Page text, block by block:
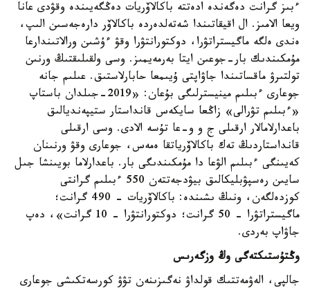
ءبىز گرانت دەگەندە ادەتتە باكالاۆريات دەڭگەيىندە وقۋدى عانا
ويعا الامىز. ال اقيقاتىندا شەتەلدەردە باكالاۆر دارەجەسىن الىپ،
ەندى ەلگە ماگيستراتۋرا، دوكتورانتۋرا وقۋ ءۇشىن ورالاتىندارعا
مۇمكىندىك بار-جوعىن ايتا بەرمەيمىز. وسى ولقىلىقتىڭ ورنىن
تولتىرۋ ماقساتىندا جاۋاپتى ۇيىمعا حابارلاستىق. عىلىم جانە
جوعارى ءبىلىم مينيسترلىگى بۇعان: «2019-جىلدان باستاپ
«ءبىلىم تۋرالى» زاڭعا سايكەس قانداستار ستيپەنديالىق
باعدارلامالار ارقىلى ج و و-عا تۇسە الادى. وسى ارقىلى
قانداستاردىڭ تەك باكالاۆرياتقا ەمەس، جوعارى وقۋ ورنىنان
كەيىنگى ءبىلىم الۋعا دا مۇمكىندىگى بار. باعدارلاما بويىنشا جىل
سايىن رەسپۋبليكالىق بيۋدجەتتەن 550 ءبىلىم گرانتى
كوزدەلگەن، ونىڭ ىشىندە: باكالاۆريات - 490 گرانت؛
ماگيستراتۋرا - 50 گرانت؛ دوكتورانتۋرا - 10 گرانت»، دەپ
جاۋاپ بەردى.
وڭتۇستىكتەگى وڭ وزگەرىس
جالپى، الەۋمەتتىك قولداۋ نەگىزىنەن تۋۋ كورسەتكىشى جوعارى